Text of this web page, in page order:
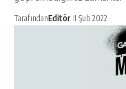
TarafındanEditör 1 Şub 2022